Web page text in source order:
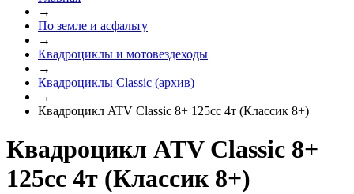
→
По земле и асфальту
→
Квадроциклы и мотовездеходы
→
Квадроциклы Classic (архив)
→
Квадроцикл ATV Classic 8+ 125сс 4т (Классик 8+)
Квадроцикл ATV Classic 8+
125сс 4т (Классик 8+)